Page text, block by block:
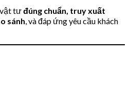
vật tưđúng chuẩn, truy xuất
sánh , và đáp ứng yêu cầu khách